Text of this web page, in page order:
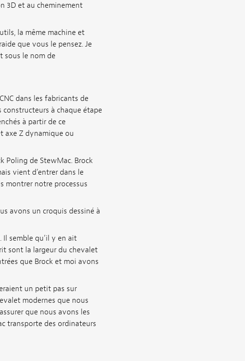
3D et au cheminement
la même machine et
que vous le pensez. Je
sous le nom de
dans les fabricants de
à chaque étape
à partir de ce
axe Z dynamique ou
Poling de StewMac. Brock
vient d’entrer dans le
montrer notre processus
avons un croquis dessiné à
Il semble qu’il y en ait
sont la largeur du chevalet
que Brock et moi avons
un petit pas sur
modernes que nous
que nous avons les
transporte des ordinateurs